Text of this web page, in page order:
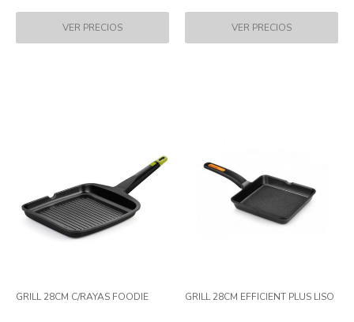
GRILL 28CM C/RAYAS FOODIE GRILL 28CM EFFICIENT PLUS LISO